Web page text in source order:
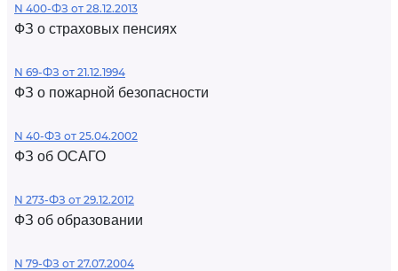
N 400-ФЗ от 28.12.2013
ФЗ о страховых пенсиях
N 69-ФЗ от 21.12.1994
ФЗ о пожарной безопасности
N 40-ФЗ от 25.04.2002
ФЗ об ОСАГО
N 273-ФЗ от 29.12.2012
ФЗ об образовании
N 79-ФЗ от 27.07.2004